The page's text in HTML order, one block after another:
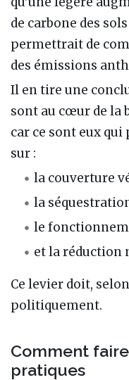
de carbone des
permettrait de
des émissions
Il en tire une
sont au cœur de la
car ce sont eux
sur :
la couverture
la
le
et la réduction
Ce levier doit,
politiquement.
Comment
pratiques